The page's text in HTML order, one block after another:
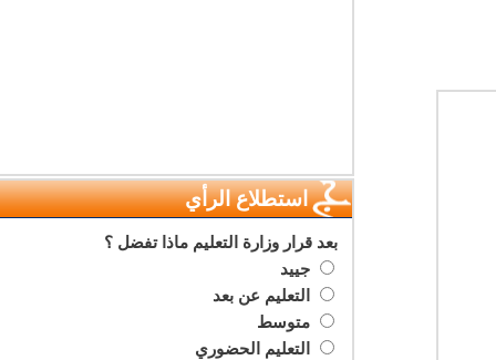
استطلاع الرأي
بعد قرار وزارة التعليم ماذا تفضل ؟
جييد
التعليم عن بعد
متوسط
التعليم الحضوري